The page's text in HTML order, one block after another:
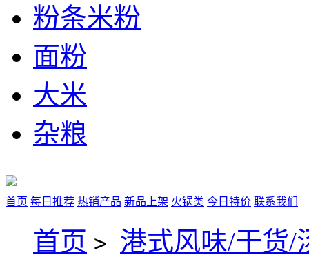
粉条米粉
面粉
大米
杂粮
首页 每日推荐 热销产品 新品上架 火锅类 今日特价 联系我们
首页 > 港式风味/干货/